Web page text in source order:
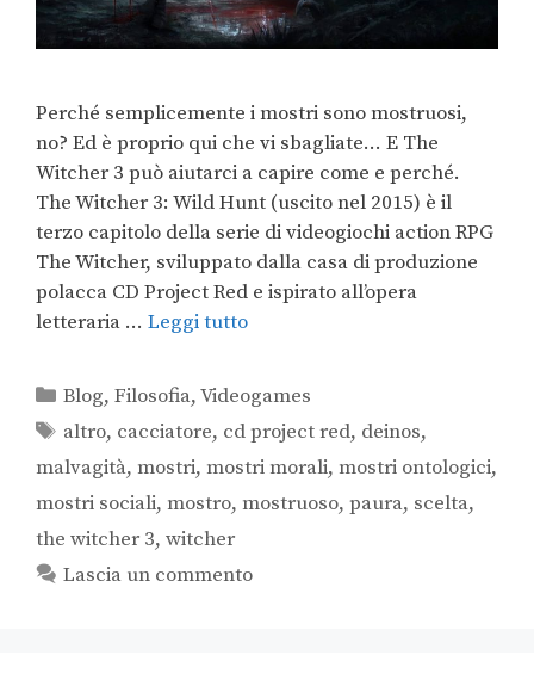
Perché semplicemente i mostri sono mostruosi,
no? Ed è proprio qui che vi sbagliate… E The
Witcher 3 può aiutarci a capire come e perché.
The Witcher 3: Wild Hunt (uscito nel 2015) è il
terzo capitolo della serie di videogiochi action RPG
The Witcher, sviluppato dalla casa di produzione
polacca CD Project Red e ispirato all’opera
letteraria … Leggi tutto
Blog,Filosofia,Videogames
altro, cacciatore, cd project red, deinos,
malvagità, mostri, mostri morali, mostri ontologici,
mostri sociali, mostro, mostruoso, paura, scelta,
the witcher 3, witcher
Lascia un commento